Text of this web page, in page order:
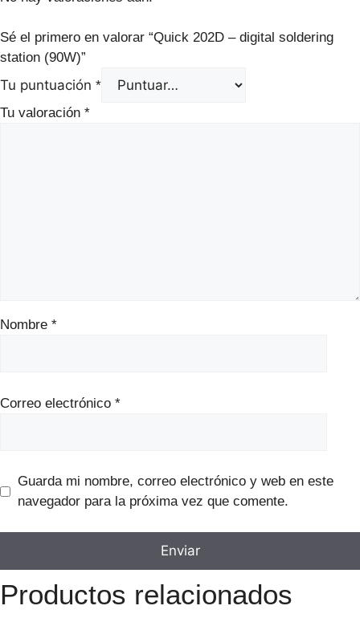
Sé el primero en valorar “Quick 202D – digital soldering
station (90W)”
Tu puntuación *
Tu valoración *
Nombre *
Correo electrónico *
Guarda mi nombre, correo electrónico y web en este
navegador para la próxima vez que comente.
Productos relacionados